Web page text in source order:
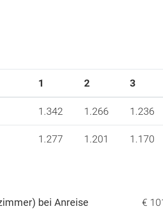
1 2 3
1.342 1.266 1.236
1.277 1.201 1.170
bei Anreise
€